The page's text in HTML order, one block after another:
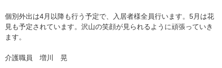
個別外出は4月以降も行う予定で、入居者様全員行います。5月は花
見も予定されています。沢山の笑顔が見られるように頑張っていき
ます。
介護職員 増川 晃